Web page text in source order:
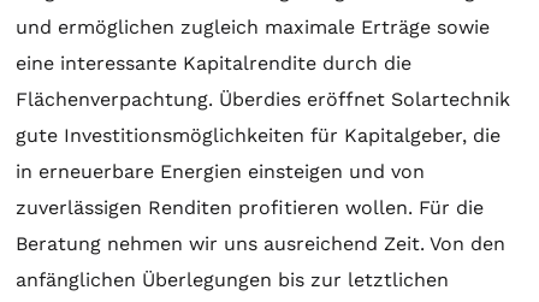
und ermöglichen zugleich maximale Erträge sowie
eine interessante Kapitalrendite durch die
Flächenverpachtung. Überdies eröffnet Solartechnik
gute Investitionsmöglichkeiten für Kapitalgeber, die
in erneuerbare Energien einsteigen und von
zuverlässigen Renditen profitieren wollen. Für die
Beratung nehmen wir uns ausreichend Zeit. Von den
anfänglichen Überlegungen bis zur letztlichen